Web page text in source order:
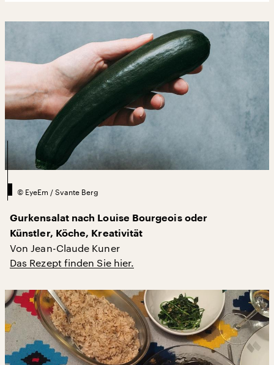
© EyeEm / Svante Berg
Gurkensalat nach Louise Bourgeois oder
Künstler, Köche, Kreativität
Von Jean-Claude Kuner
Das Rezept finden Sie hier.